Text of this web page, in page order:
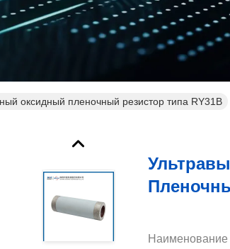
оксидный пленочный резистор типа RY31B
Наименование